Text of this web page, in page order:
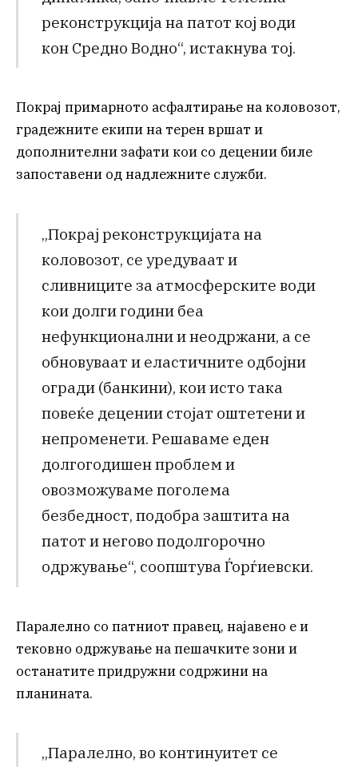
реконструкција на патот кој води
кон Средно Водно“, истакнува тој.
Покрај примарното асфалтирање на коловозот,
градежните екипи на терен вршат и
дополнителни зафати кои со децении биле
запоставени од надлежните служби.
„Покрај реконструкцијата на
коловозот, се уредуваат и
сливниците за атмосферските води
кои долги години беа
нефункционални и неодржани, а се
обновуваат и еластичните одбојни
огради (банкини), кои исто така
повеќе децении стојат оштетени и
непроменети. Решаваме еден
долгогодишен проблем и
овозможуваме поголема
безбедност, подобра заштита на
патот и негово подолгорочно
одржување“, соопштува Ѓорѓиевски.
Паралелно со патниот правец, најавено е и
тековно одржување на пешачките зони и
останатите придружни содржини на
планината.
„Паралелно, во континуитет се